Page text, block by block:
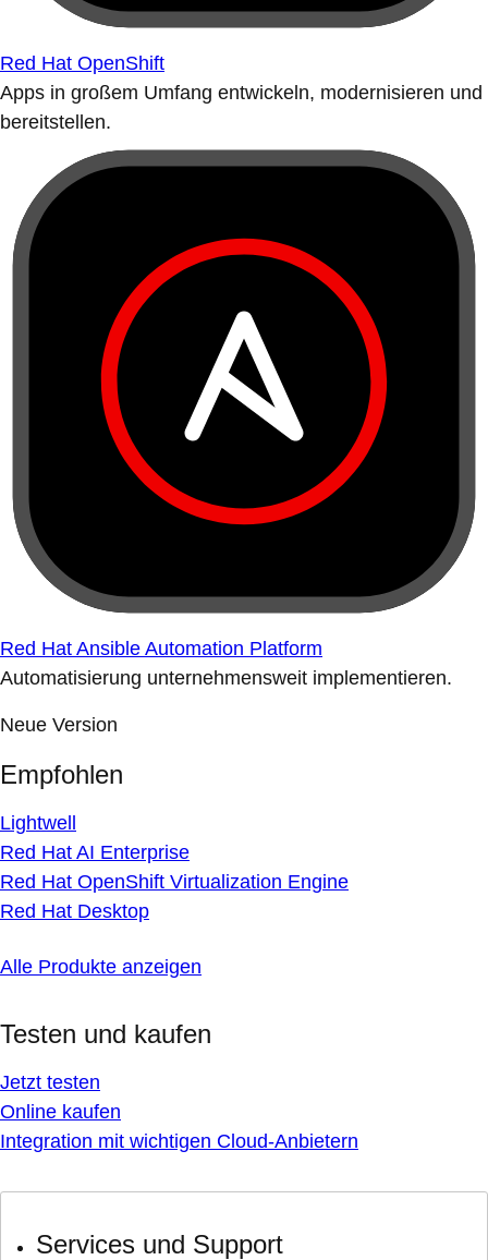
Red Hat OpenShift
Apps in großem Umfang entwickeln, modernisieren und
bereitstellen.
Red Hat Ansible Automation Platform
Automatisierung unternehmensweit implementieren.
Neue Version
Empfohlen
Lightwell
Red Hat AI Enterprise
Red Hat OpenShift Virtualization Engine
Red Hat Desktop
Alle Produkte anzeigen
Testen und kaufen
Jetzt testen
Online kaufen
Integration mit wichtigen Cloud-Anbietern
Services und Support